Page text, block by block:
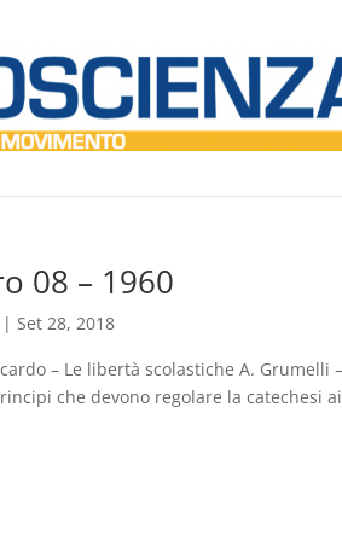
08 – 1960
|Set 28, 2018
– Le libertà scolastiche A. Grumelli
che devono regolare la catechesi